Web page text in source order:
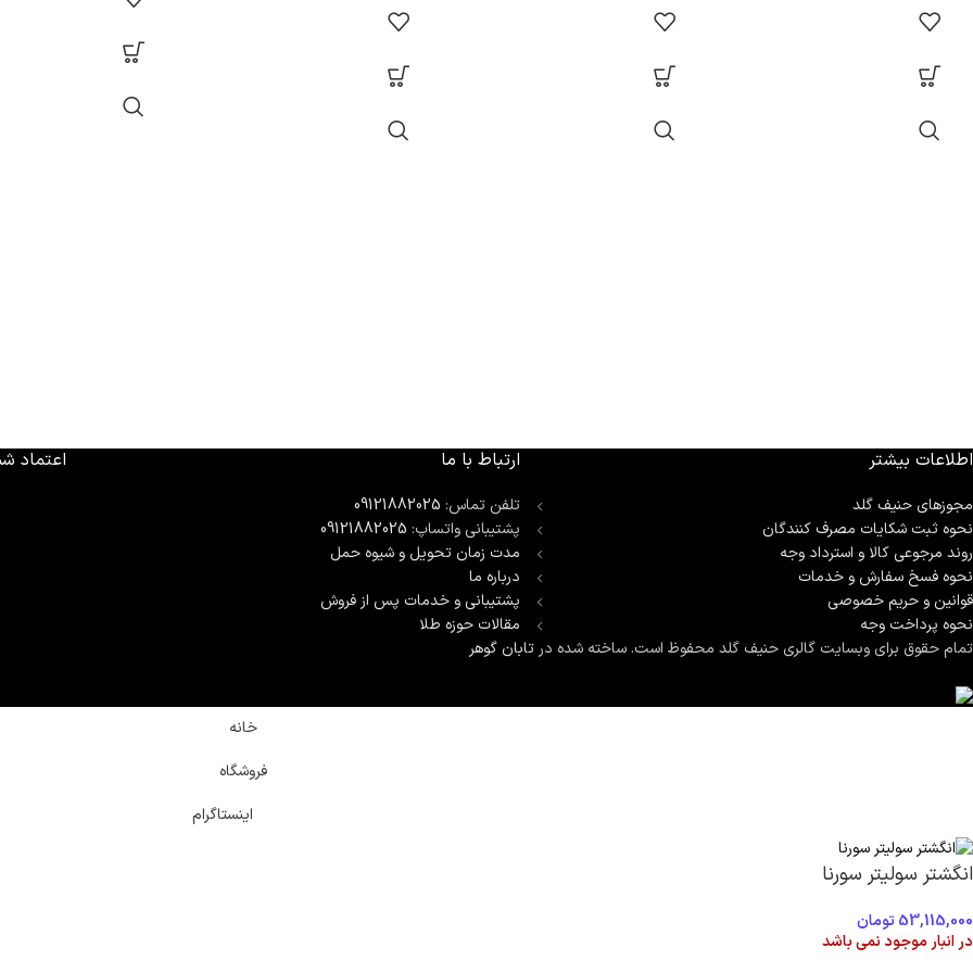
اطلاعات بیشتر
مجوزهای حنیف گلد
نحوه ثبت شكايات مصرف كنندگان
روند مرجوعی کالا و استرداد وجه
نحوه فسخ سفارش و خدمات
قوانین و حریم خصوصی
نحوه پرداخت وجه
ارتباط با ما
تلفن تماس: 09121882025
پشتیبانی واتساپ: 09121882025
مدت زمان تحويل و شیوه حمل
درباره ما
پشتیبانی و خدمات پس از فروش
مقالات حوزه طلا
اعتماد
تمام حقوق برای وبسایت گالری حنیف گلد محفوظ است. ساخته شده درتابان گوهر
خانه
فروشگاه
اینستاگرام
انگشتر سولیتر سورنا
53,115,000تومان
در انبار موجود نمی باشد